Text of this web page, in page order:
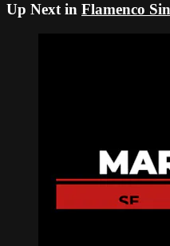
Up Next in Flamenco